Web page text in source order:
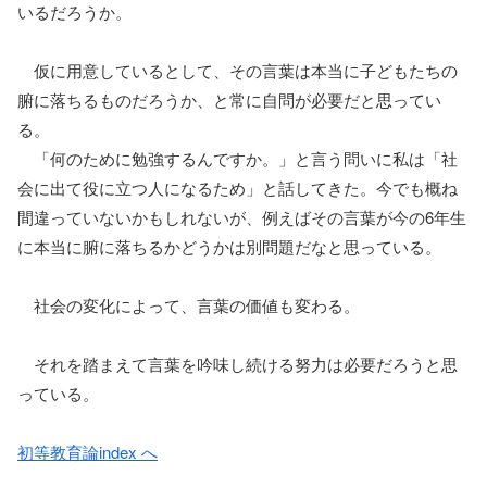
いるだろうか。
仮に用意しているとして、その言葉は本当に子どもたちの
腑に落ちるものだろうか、と常に自問が必要だと思ってい
る。
「何のために勉強するんですか。」と言う問いに私は「社
会に出て役に立つ人になるため」と話してきた。今でも概ね
間違っていないかもしれないが、例えばその言葉が今の6年生
に本当に腑に落ちるかどうかは別問題だなと思っている。
社会の変化によって、言葉の価値も変わる。
それを踏まえて言葉を吟味し続ける努力は必要だろうと思
っている。
初等教育論index へ